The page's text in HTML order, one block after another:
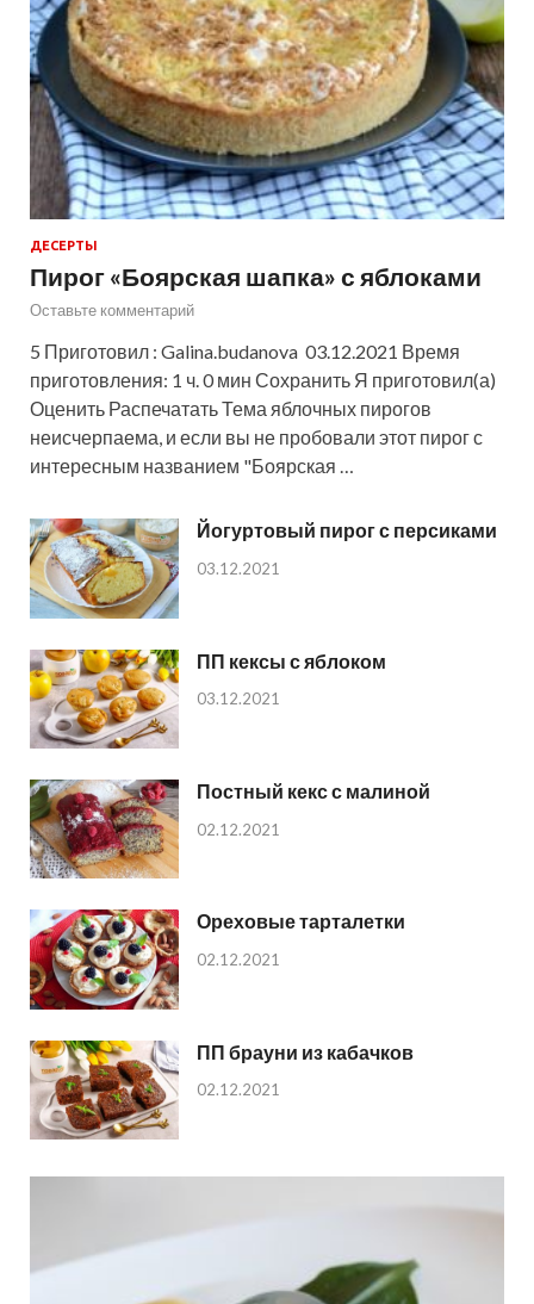
ДЕСЕРТЫ
Пирог «Боярская шапка» с яблоками
Оставьте комментарий
5 Приготовил : Galina.budanova 03.12.2021 Время
приготовления: 1 ч. 0 мин Сохранить Я приготовил(а)
Оценить Распечатать Тема яблочных пирогов
неисчерпаема, и если вы не пробовали этот пирог с
интересным названием "Боярская …
Йогуртовый пирог с персиками
03.12.2021
ПП кексы с яблоком
03.12.2021
Постный кекс с малиной
02.12.2021
Ореховые тарталетки
02.12.2021
ПП брауни из кабачков
02.12.2021